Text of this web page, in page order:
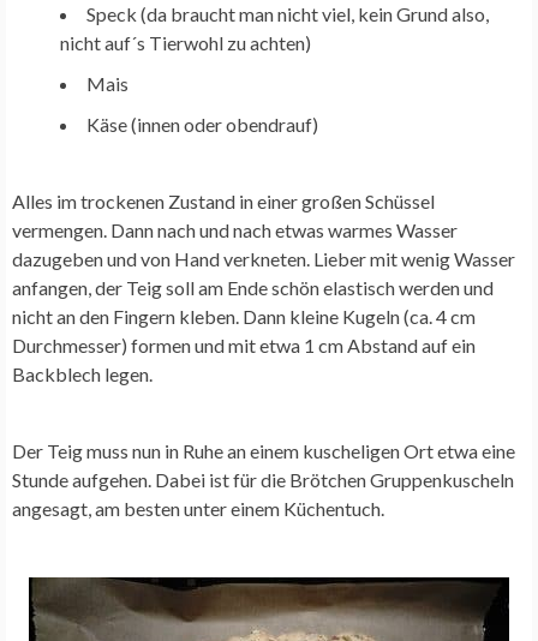
Speck (da braucht man nicht viel, kein Grund also,
nicht auf´s Tierwohl zu achten)
Mais
Käse (innen oder obendrauf)
Alles im trockenen Zustand in einer großen Schüssel
vermengen. Dann nach und nach etwas warmes Wasser
dazugeben und von Hand verkneten. Lieber mit wenig Wasser
anfangen, der Teig soll am Ende schön elastisch werden und
nicht an den Fingern kleben. Dann kleine Kugeln (ca. 4 cm
Durchmesser) formen und mit etwa 1 cm Abstand auf ein
Backblech legen.
Der Teig muss nun in Ruhe an einem kuscheligen Ort etwa eine
Stunde aufgehen. Dabei ist für die Brötchen Gruppenkuscheln
angesagt, am besten unter einem Küchentuch.